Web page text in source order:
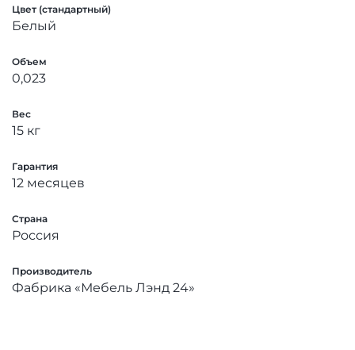
Цвет (стандартный)
Белый
Объем
0,023
Вес
15 кг
Гарантия
12 месяцев
Страна
Россия
Производитель
Фабрика «Мебель Лэнд 24»